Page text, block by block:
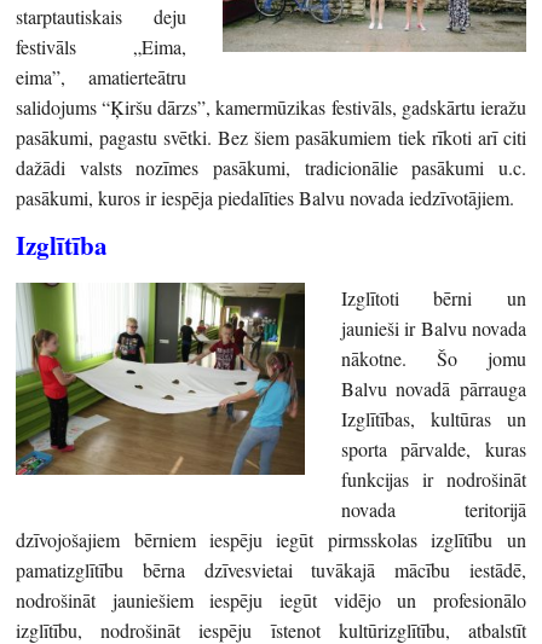
starptautiskais deju
festivāls „Eima,
eima”, amatierteātru
salidojums “Ķiršu dārzs”, kamermūzikas festivāls, gadskārtu ieražu
pasākumi, pagastu svētki. Bez šiem pasākumiem tiek rīkoti arī citi
dažādi valsts nozīmes pasākumi, tradicionālie pasākumi u.c.
pasākumi, kuros ir iespēja piedalīties Balvu novada iedzīvotājiem.
Izglītība
Izglītoti bērni un
jaunieši ir Balvu novada
nākotne. Šo jomu
Balvu novadā pārrauga
Izglītības, kultūras un
sporta pārvalde, kuras
funkcijas ir nodrošināt
novada teritorijā
dzīvojošajiem bērniem iespēju iegūt pirmsskolas izglītību un
pamatizglītību bērna dzīvesvietai tuvākajā mācību iestādē,
nodrošināt jauniešiem iespēju iegūt vidējo un profesionālo
izglītību, nodrošināt iespēju īstenot kultūrizglītību, atbalstīt